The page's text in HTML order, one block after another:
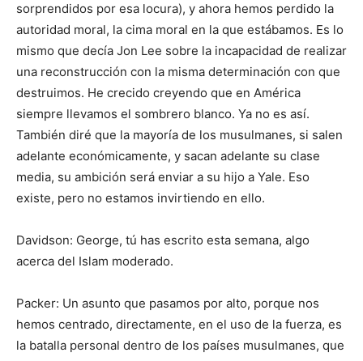
sorprendidos por esa locura), y ahora hemos perdido la
autoridad moral, la cima moral en la que estábamos. Es lo
mismo que decía Jon Lee sobre la incapacidad de realizar
una reconstrucción con la misma determinación con que
destruimos. He crecido creyendo que en América
siempre llevamos el sombrero blanco. Ya no es así.
También diré que la mayoría de los musulmanes, si salen
adelante económicamente, y sacan adelante su clase
media, su ambición será enviar a su hijo a Yale. Eso
existe, pero no estamos invirtiendo en ello.
Davidson: George, tú has escrito esta semana, algo
acerca del Islam moderado.
Packer: Un asunto que pasamos por alto, porque nos
hemos centrado, directamente, en el uso de la fuerza, es
la batalla personal dentro de los países musulmanes, que